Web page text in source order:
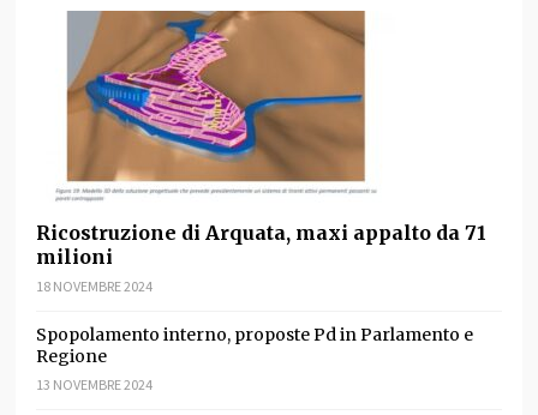
Ricostruzione di Arquata, maxi appalto da 71
milioni
18 NOVEMBRE 2024
Spopolamento interno, proposte Pd in Parlamento e
Regione
13 NOVEMBRE 2024